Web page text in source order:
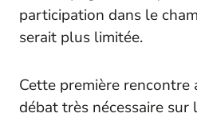
participation dans le
serait plus limitée.
Cette première rencontre
débat très nécessaire sur